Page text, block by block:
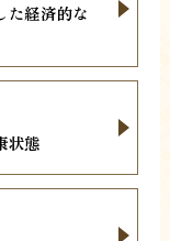
た経済的な
状態